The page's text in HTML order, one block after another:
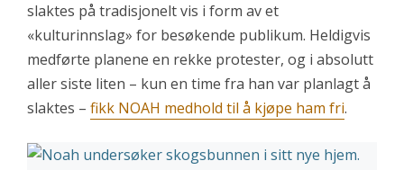
slaktes på tradisjonelt vis i form av et
«kulturinnslag» for besøkende publikum. Heldigvis
medførte planene en rekke protester, og i absolutt
aller siste liten – kun en time fra han var planlagt å
slaktes – fikk NOAH medhold til å kjøpe ham fri.